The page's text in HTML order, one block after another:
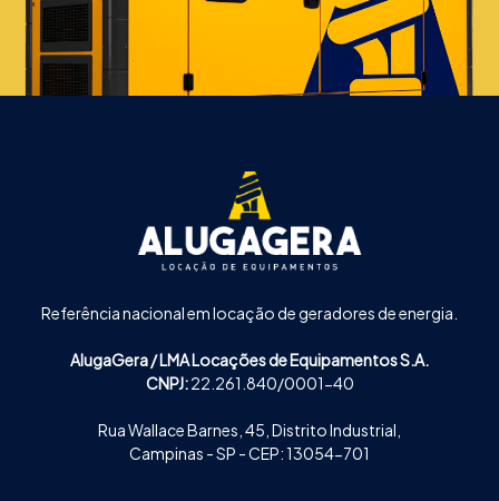
Referência nacional em locação de geradores de energia.
AlugaGera / LMA Locações de Equipamentos S.A.
CNPJ:22.261.840/0001-40
Rua Wallace Barnes, 45, Distrito Industrial,
Campinas - SP - CEP: 13054-701